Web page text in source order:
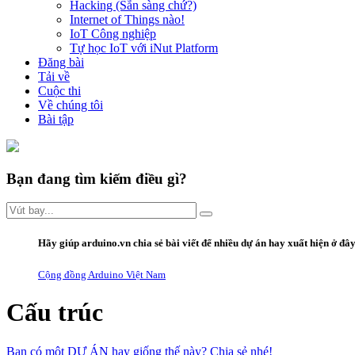
Hacking (Sẵn sàng chứ?)
Internet of Things nào!
IoT Công nghiệp
Tự học IoT với iNut Platform
Đăng bài
Tải về
Cuộc thi
Về chúng tôi
Bài tập
Bạn đang tìm kiếm điều gì?
Hãy giúp arduino.vn chia sẻ bài viết để nhiều dự án hay xuất hiện ở
Cộng đồng Arduino Việt Nam
Cấu trúc
Bạn có một DỰ ÁN hay giống thế này? Chia sẻ nhé!